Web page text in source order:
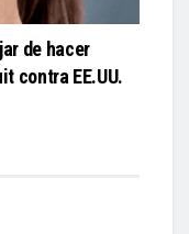
de hacer
contra EE.UU.